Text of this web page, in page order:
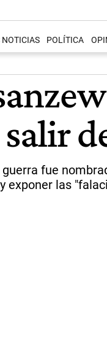
NOTICIAS POLÍTICA
fue
exponer las